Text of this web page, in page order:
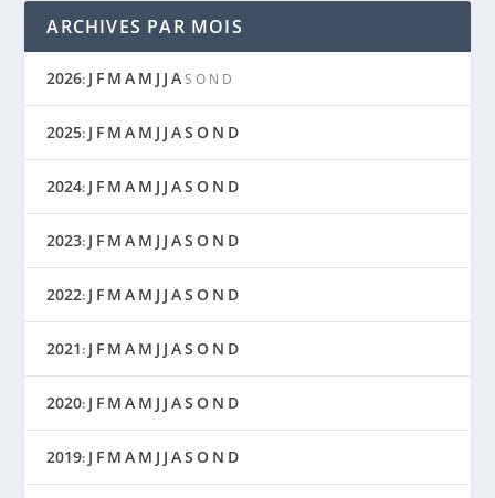
ARCHIVES PAR MOIS
2026: J F M A M J J A S O N D
2025: J F M A M J J AS O N D
2024: J F M A M J J AS O N D
2023: J F M A M J J AS O N D
2022: J F M A M J J AS O N D
2021: J F M A M J J AS O N D
2020: J F M A M J J AS O N D
2019: J F M A M J J AS O N D